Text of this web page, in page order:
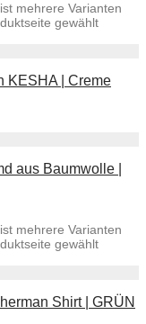
mehrere Varianten
gewählt
KESHA | Creme
aus Baumwolle |
mehrere Varianten
gewählt
Shirt | GRÜN